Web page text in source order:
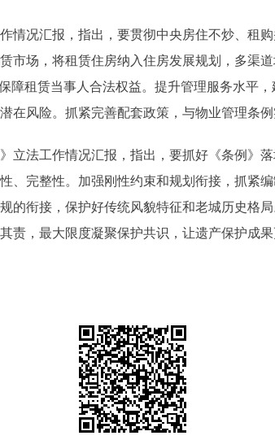
况汇报，指出，要贯彻中央房住不炒、租
市场，将租赁住房纳入住房发展规划，多渠
障租赁当事人合法权益。提升管理服务水平
在风险。抓紧完善配套政策，与物业管理条例
法工作情况汇报，指出，要抓好《条例》
、完整性。加强刚性约束和规划衔接，抓紧
的衔接，保护好传统风貌特征和老城历史格
责，最大限度凝聚保护共识，让遗产保护成果